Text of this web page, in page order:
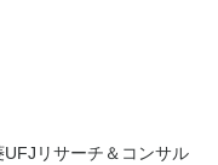
リサーチ＆コンサル